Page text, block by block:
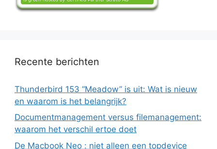
Recente berichten
Thunderbird 153 “Meadow” is uit: Wat is nieuw
en waarom is het belangrijk?
Documentmanagement versus filemanagement:
waarom het verschil ertoe doet
De Macbook Neo : niet alleen een topdevice